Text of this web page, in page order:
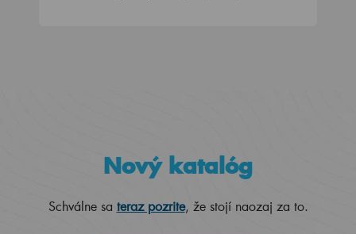
Nový katalóg
Schválne sa teraz pozrite, že stojí naozaj za to.